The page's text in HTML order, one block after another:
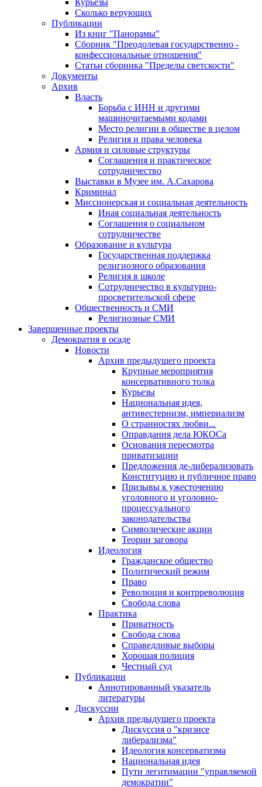
Курьезы
Сколько верующих
Публикации
Из книг "Панорамы"
Сборник "Преодолевая государственно -
конфессиональные отношения"
Статьи сборника "Пределы светскости"
Документы
Архив
Власть
Борьба с ИНН и другими
машиночитаемыми кодами
Место религии в обществе в целом
Религия и права человека
Армия и силовые структуры
Соглашения и практическое
сотрудничество
Выставки в Музее им. А.Сахарова
Криминал
Миссионерская и социальная деятельность
Иная социальная деятельность
Соглашения о социальном
сотрудничестве
Образование и культура
Государственная поддержка
религиозного образования
Религия в школе
Сотрудничество в культурно-
просветительской сфере
Общественность и СМИ
Религиозные СМИ
Завершенные проекты
Демократия в осаде
Новости
Архив предыдущего проекта
Крупные мероприятия
консервативного толка
Курьезы
Национальная идея,
антивестернизм, империализм
О странностях любви...
Оправдания дела ЮКОСа
Основания пересмотра
приватизации
Предложения де-либерализовать
Конституцию и публичное право
Призывы к ужесточению
уголовного и уголовно-
процессуального
законодательства
Символические акции
Теории заговора
Идеология
Гражданское общество
Политический режим
Право
Революция и контрреволюция
Свобода слова
Практика
Приватность
Свобода слова
Справедливые выборы
Хорошая полиция
Честный суд
Публикации
Аннотированный указатель
литературы
Дискуссии
Архив предыдущего проекта
Дискуссия о "кризисе
либерализма"
Идеология консерватизма
Национальная идея
Пути легитимации "управляемой
демократии"